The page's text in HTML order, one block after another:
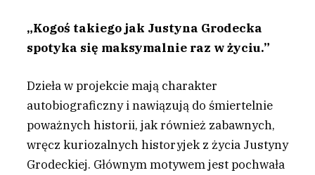
„Kogoś takiego jak Justyna Grodecka
spotyka się maksymalnie raz w życiu.”
Dzieła w projekcie mają charakter
autobiograficzny i nawiązują do śmiertelnie
poważnych historii, jak również zabawnych,
wręcz kuriozalnych historyjek z życia Justyny
Grodeckiej. Głównym motywem jest pochwała